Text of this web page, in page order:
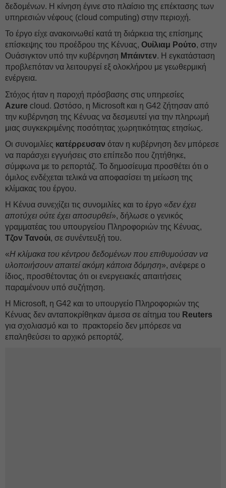
δεδομένων. Η κίνηση έγινε στο πλαίσιο της επέκτασης των
υπηρεσιών νέφους (cloud computing) στην περιοχή.
Το έργο είχε ανακοινωθεί κατά τη διάρκεια της επίσημης
επίσκεψης του προέδρου της Κένυας, Ουίλιαμ Ρούτο, στην
Ουάσιγκτον υπό την κυβέρνηση Μπάιντεν. Η εγκατάσταση
προβλεπόταν να λειτουργεί εξ ολοκλήρου με γεωθερμική
ενέργεια.
Στόχος ήταν η παροχή πρόσβασης στις υπηρεσίες
Azure cloud. Ωστόσο, η Microsoft και η G42 ζήτησαν από
την κυβέρνηση της Κένυας να δεσμευτεί για την πληρωμή
μιας συγκεκριμένης ποσότητας χωρητικότητας ετησίως.
Οι συνομιλίες κατέρρευσαν όταν η κυβέρνηση δεν μπόρεσε
να παράσχει εγγυήσεις στο επίπεδο που ζητήθηκε,
σύμφωνα με το ρεπορτάζ. Το δημοσίευμα προσθέτει ότι ο
όμιλος ενδέχεται τελικά να αποφασίσει τη μείωση της
κλίμακας του έργου.
Η Κένυα συνεχίζει τις συνομιλίες και το έργο «δεν έχει
αποτύχει ούτε έχει αποσυρθεί», δήλωσε ο γενικός
γραμματέας του υπουργείου Πληροφοριών της Κένυας,
Τζον Τανούι, σε συνέντευξή του.
«Η κλίμακα του κέντρου δεδομένων που επιθυμούσαν να
υλοποιήσουν απαιτεί ακόμη κάποια δόμηση», ανέφερε ο
ίδιος, προσθέτοντας ότι οι ενεργειακές απαιτήσεις
παραμένουν υπό συζήτηση.
Η Microsoft, η G42 και το υπουργείο Πληροφοριών της
Κένυας δεν ανταποκρίθηκαν άμεσα σε αίτημα του Reuters
για σχολιασμό και το πρακτορείο δεν μπόρεσε να
επαληθεύσει το αρχικό ρεπορτάζ.